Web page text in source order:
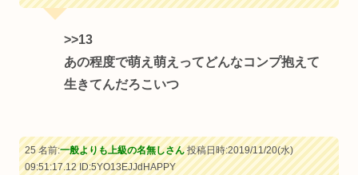
>>13
あの程度で萌え萌えってどんなコンプ抱えて
生きてんだろこいつ
25 名前:一般よりも上級の名無しさん投稿日時:2019/11/20(水)
09:51:17.12ID:5YO13EJJdHAPPY